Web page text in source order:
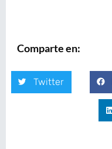
Comparte en:
Twitter